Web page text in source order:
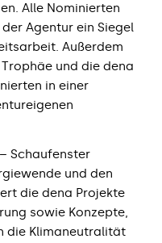
Alle Nominierten
Agentur ein Siegel
Außerdem
und die dena
in einer
Schaufenster
und den
die dena Projekte
sowie Konzepte,
die Klimaneutralität